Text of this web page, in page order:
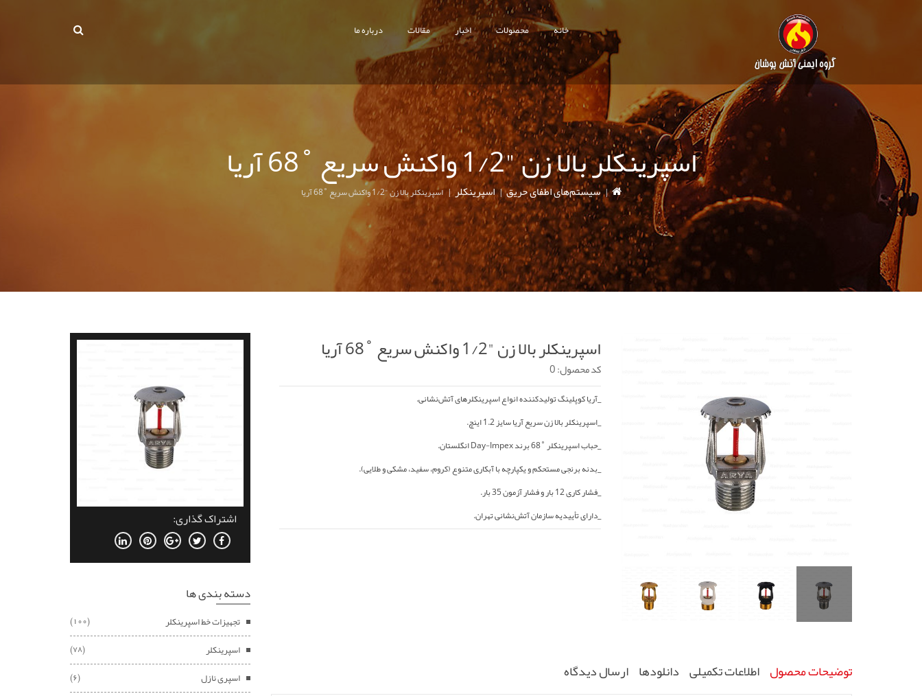
خانه محصولات اخبار مقالات درباره ما
اسپرینکلر بالا زن "1/2 واکنش سریع ˚68 آریا
| سیستم‌های اطفای حریق| اسپرینکلر | اسپرینکلر بالا زن "1/2 واکنش سریع ˚68 آریا
اسپرینکلر بالا زن "1/2 واکنش سریع ˚68 آریا
کد محصول: 0
_آریا کوپلینگ تولیدکننده انواع اسپرینکلرهای آتش‌نشانی.
_اسپرینکلر بالا زن سریع آریا سایز 1.2 اینچ.
_حباب اسپرینکلر ˚68 برند Day-Impex انگلستان.
_بدنه برنجی مستحکم و یکپارچه با آبکاری متنوع (کروم، سفید، مشکی و طلایی).
_فشار کاری 12 بار و فشار آزمون 35 بار.
_دارای تأییدیه سازمان آتش‌نشانی تهران.
توضیحات محصول اطلاعات تکمیلی دانلودها ارسال دیدگاه
اشتراک گذاری:
دسته بندی ها
تجهیزات خط اسپرینکلر (100)
اسپرینکلر (78)
اسپری نازل (6)